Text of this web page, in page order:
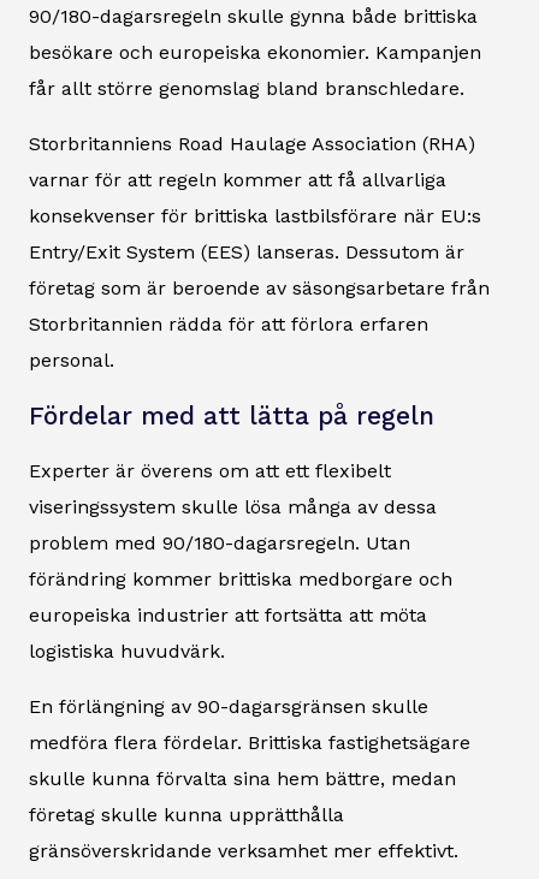
90/180-dagarsregeln skulle gynna både brittiska
besökare och europeiska ekonomier. Kampanjen
får allt större genomslag bland branschledare.
Storbritanniens Road Haulage Association (RHA)
varnar för att regeln kommer att få allvarliga
konsekvenser för brittiska lastbilsförare när EU:s
Entry/Exit System (EES) lanseras. Dessutom är
företag som är beroende av säsongsarbetare från
Storbritannien rädda för att förlora erfaren
personal.
Fördelar med att lätta på regeln
Experter är överens om att ett flexibelt
viseringssystem skulle lösa många av dessa
problem med 90/180-dagarsregeln. Utan
förändring kommer brittiska medborgare och
europeiska industrier att fortsätta att möta
logistiska huvudvärk.
En förlängning av 90-dagarsgränsen skulle
medföra flera fördelar. Brittiska fastighetsägare
skulle kunna förvalta sina hem bättre, medan
företag skulle kunna upprätthålla
gränsöverskridande verksamhet mer effektivt.